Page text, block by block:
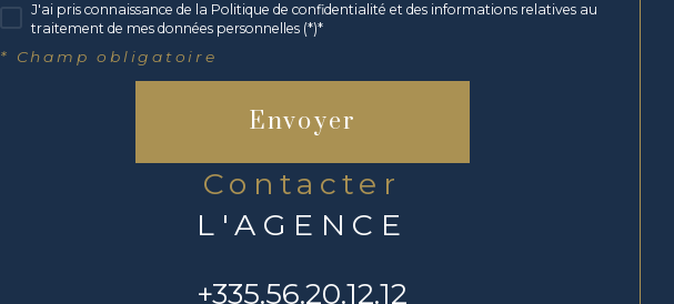
J'ai pris connaissance de la Politique de confidentialité et des informations relatives au
traitement de mes données personnelles (*)*
* Champ obligatoire
Envoyer
contacter
L'AGENCE
+335.56.20.12.12